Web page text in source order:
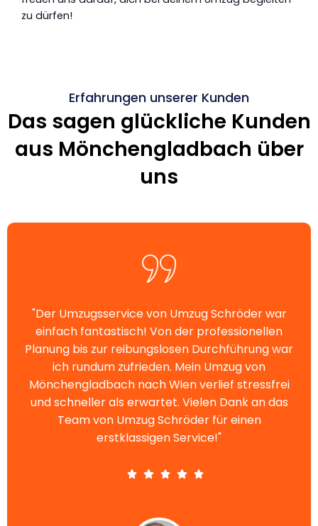
zu dürfen!
Erfahrungen unserer Kunden
Das sagen glückliche Kunden
aus Mönchengladbach über
uns
"Der Umzugsservice von Umzug Schröder war
einfach fantastisch! Von der professionellen
Planung bis zur reibungslosen Durchführung war
ich rundum zufrieden. Mein Umzug von
Mönchengladbach nach Wien verlief stressfrei
und schneller als erwartet. Vielen Dank an das
Team von Umzug Schröder für einen
erstklassigen Service!"